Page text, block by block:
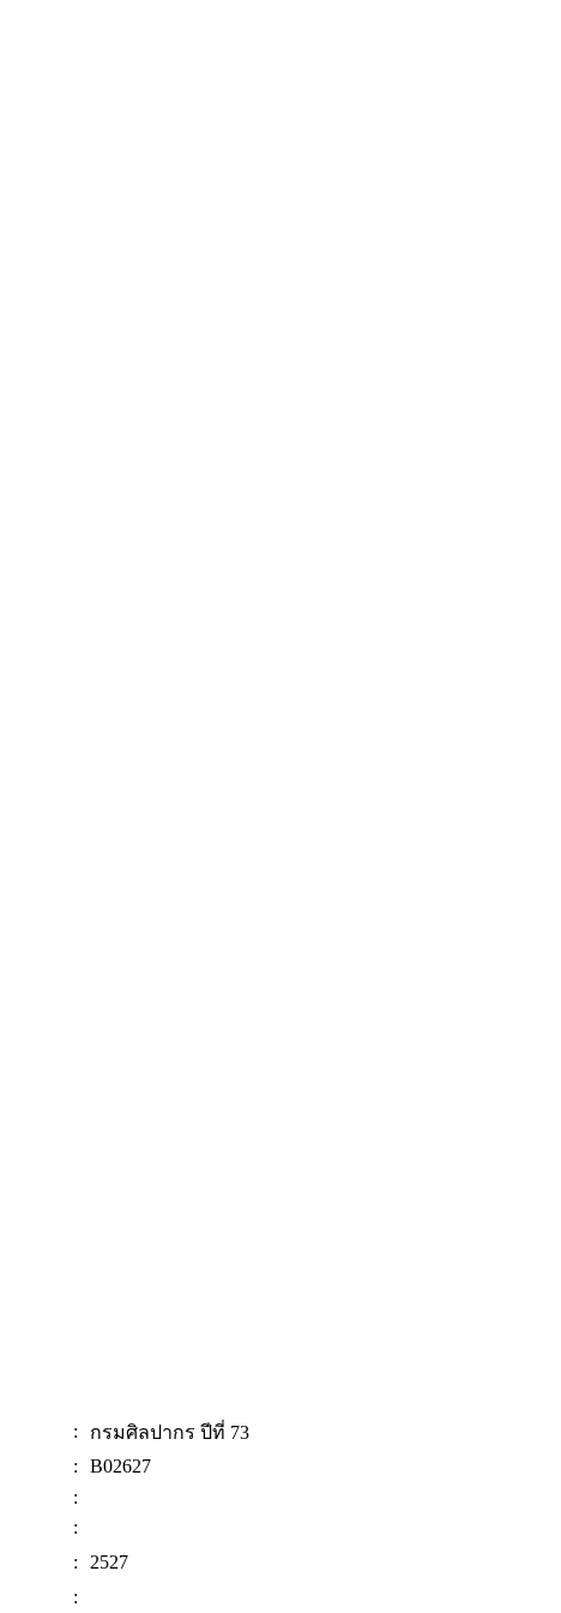
:
กรมศิลปากร ปีที่ 73
:
B02627
:
:
:
2527
: